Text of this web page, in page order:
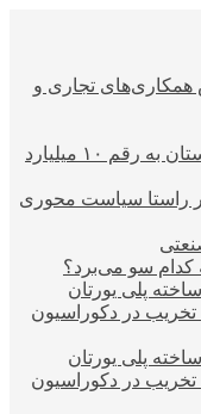
همکاری‌های تجاری و
افزایش حجم تجارت بین ایران و پاکستان به رقم ۱۰ میلیارد
در راستا سیاست محوری
کدام سو می‌برد؟
پلی یورتان
در دکوراسیون
پلی یورتان
در دکوراسیون